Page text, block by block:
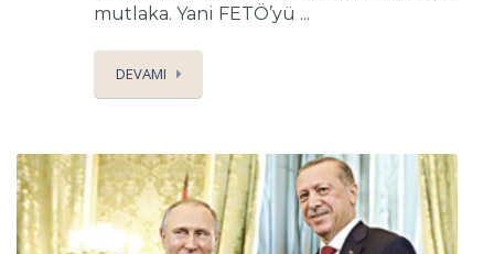
mutlaka. Yani FETÖ’yü ...
DEVAMI